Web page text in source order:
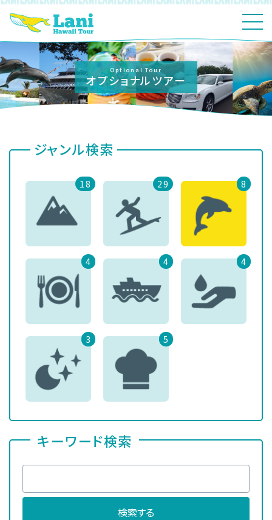
Optional Tour
オプショナルツアー
ジャンル検索
18 29 8
4 4 4
3 5
キーワード検索
検索する